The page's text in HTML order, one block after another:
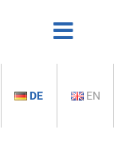
DE EN